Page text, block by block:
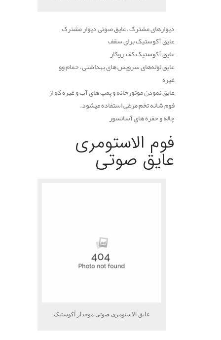
دیوارهای مشترک ،عایق صوتی دیوار مشترک
عایق آکوستیک برای سقف
عایق آکوستیک کف روکار
عایق لوله‌های سرویس های بهداشتی، حمام وو
غیره
عایق نمودن موتورخانه و پمپ های آب و غیره که از
فوم شانه تخم مرغی استفاده میشود.
چاله و حفره های آسانسور
فوم الاستومری
عایق صوتی
عایق الاستومری صوتی موجدار آکوستیک